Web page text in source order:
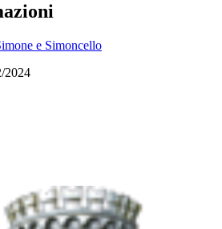
e Simoncello
2024